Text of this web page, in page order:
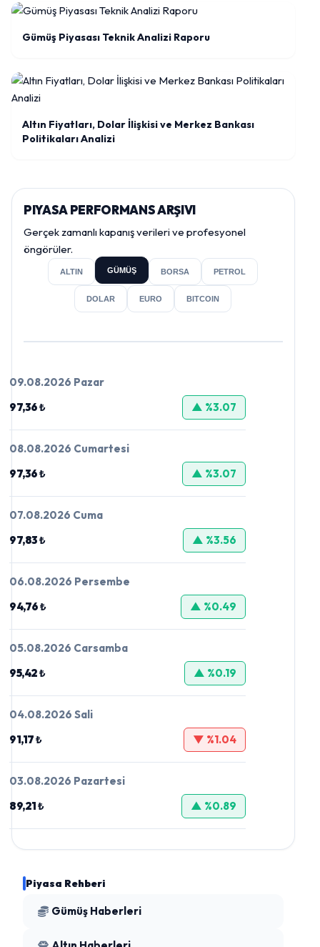
Gümüş Piyasası Teknik Analizi Raporu
Altın Fiyatları, Dolar İlişkisi ve Merkez Bankası
Politikaları Analizi
PIYASA PERFORMANS ARŞIVI
Gerçek zamanlı kapanış verileri ve profesyonel
öngörüler.
ALTIN GÜMÜŞ BORSA PETROL
DOLAR EURO BITCOIN
09.08.2026 Pazar
97,36 ₺
▲ %3.07
08.08.2026 Cumartesi
97,36 ₺
▲ %3.07
07.08.2026 Cuma
97,83 ₺
▲ %3.56
06.08.2026 Persembe
94,76 ₺
▲ %0.49
05.08.2026 Carsamba
95,42 ₺
▲ %0.19
04.08.2026 Sali
91,17 ₺
▼ %1.04
03.08.2026 Pazartesi
89,21 ₺
▲ %0.89
Piyasa Rehberi
Gümüş Haberleri